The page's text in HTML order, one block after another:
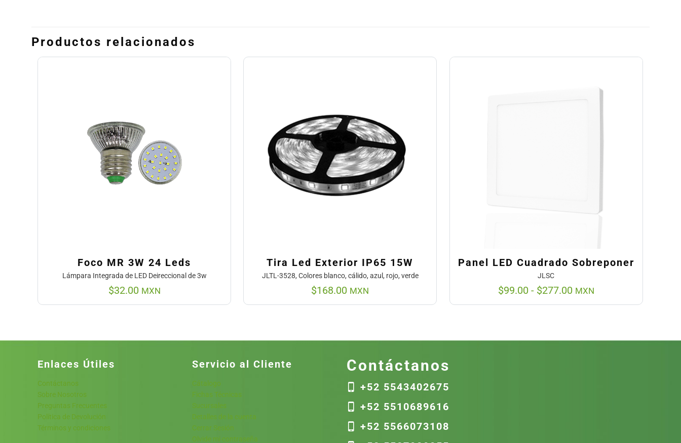
Productos relacionados
Foco MR 3W 24 Leds
Lámpara Integrada de LED Deireccional de 3w
$32.00 MXN
Tira Led Exterior IP65 15W
JLTL-3528, Colores blanco, cálido, azul, rojo, verde
$168.00 MXN
Panel LED Cuadrado Sobreponer
JLSC
$99.00 - $277.00 MXN
Enlaces Útiles
Contáctanos
Sobre Nosotros
Preguntas Frecuentes
Política de Devolución
Términos y condiciones
Servicio al Cliente
Cátalogo
Fichas Técnicas
Sucursales
Detalles de la cuenta
Cerrar Sesión
Olvide mi contraseña
Contáctanos
+52 5543402675
+52 5510689616
+52 5566073108